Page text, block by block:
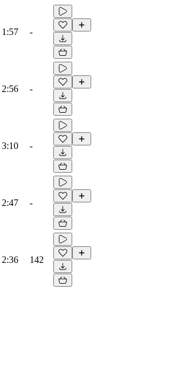
1:57 -
2:56 -
3:10 -
2:47 -
2:36 142